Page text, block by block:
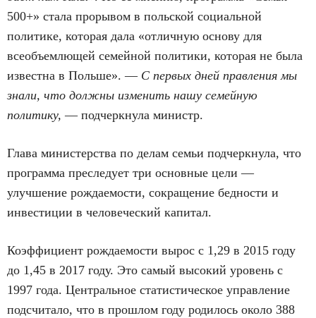
500+» стала прорывом в польской социальной
политике, которая дала «отличную основу для
всеобъемлющей семейной политики, которая не была
известна в Польше». — С первых дней правления мы
знали, что должны изменить нашу семейную
политику, — подчеркнула министр.
Глава министерства по делам семьи подчеркнула, что
программа преследует три основные цели —
улучшение рождаемости, сокращение бедности и
инвестиции в человеческий капитал.
Коэффициент рождаемости вырос с 1,29 в 2015 году
до 1,45 в 2017 году. Это самый высокий уровень с
1997 года. Центральное статистическое управление
подсчитало, что в прошлом году родилось около 388